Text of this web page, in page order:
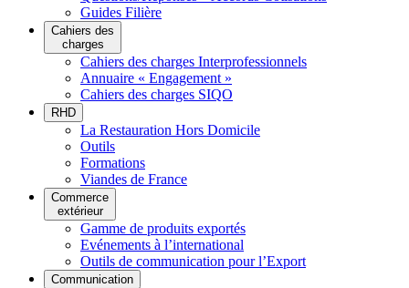
Guides Filière
Cahiers des
charges
Cahiers des charges Interprofessionnels
Annuaire « Engagement »
Cahiers des charges SIQO
RHD
La Restauration Hors Domicile
Outils
Formations
Viandes de France
Commerce
extérieur
Gamme de produits exportés
Evénements à l’international
Outils de communication pour l’Export
Communication